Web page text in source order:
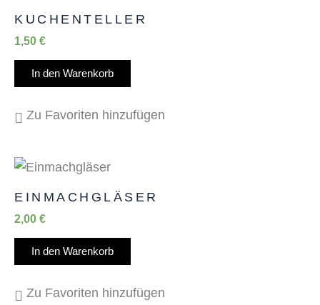
KUCHENTELLER
1,50 €
In den Warenkorb
Zu Favoriten hinzufügen
EINMACHGLÄSER
2,00 €
In den Warenkorb
Zu Favoriten hinzufügen